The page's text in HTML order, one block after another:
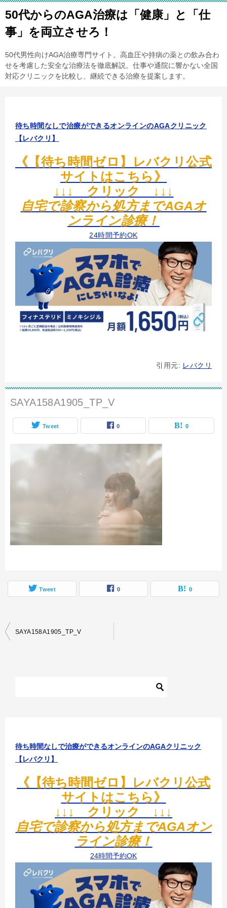
50代からのAGA治療は「健康」と「仕
事」を両立させろ！
50代男性向けAGA治療専門サイト。高血圧や持病の薬との飲み合わ
せを考慮した安全な治療法を徹底解説。仕事や通院に響かない全国
対応クリニックを比較し、継続できる治療を提案します。
待ち時間なしで治療ができるオンラインのAGAクリニック
【レバクリ】
《【待ち時間ゼロ】レバクリ公式
サイトはこちら》
↓↓↓ クリック ↓↓↓
自宅で診察から処方までAGAオ
ンライン診療！
24時間予約OK
引用元: レバクリ
SAYA158A1905_TP_V
Tweet 0 0
Tweet 0 0
投
SAYA158A1905_TP_V
待ち時間なしで治療ができるオンラインのAGAクリニック
【レバクリ】
《【待ち時間ゼロ】レバクリ公式
サイトはこちら》
↓↓↓ クリック ↓↓↓
自宅で診察から処方までAGAオン
ライン診療！
24時間予約OK